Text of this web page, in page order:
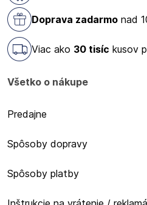
Doprava zadarmo nad
Viac ako 30 tisíc kusov
Všetko o nákupe
Predajne
Spôsoby dopravy
Spôsoby platby